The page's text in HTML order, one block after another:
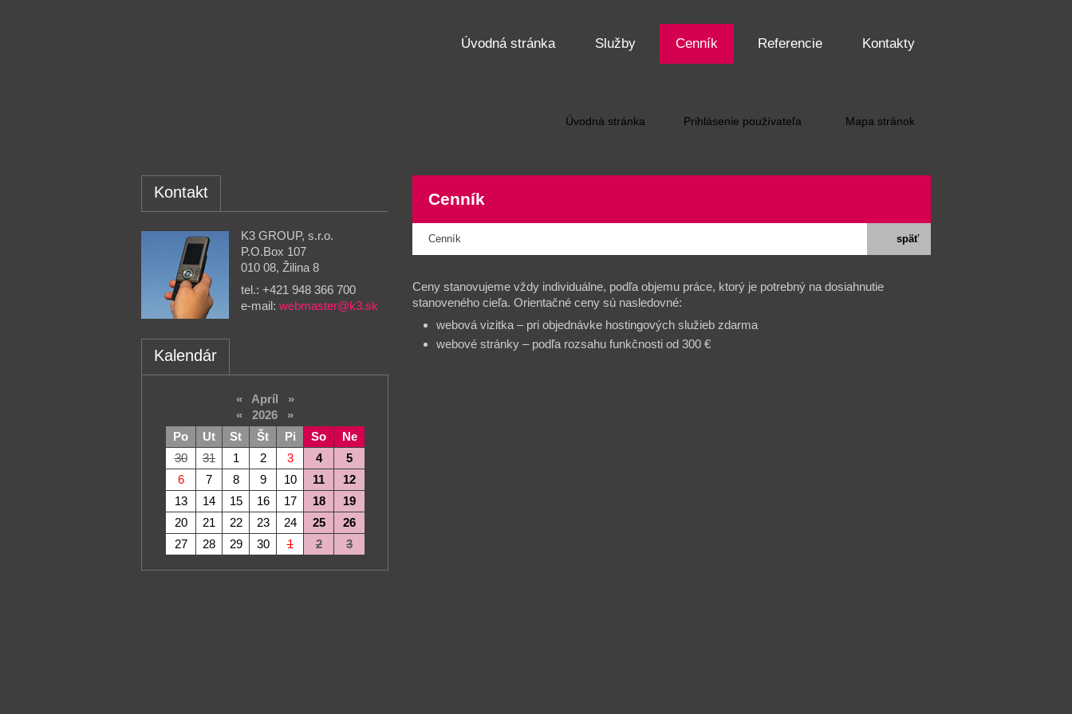
Mapa stránok
Prihlásenie používateľa
Úvodná stránka
Kontakty
Referencie
Cenník
Služby
Úvodná stránka
Kontakt
K3 GROUP, s.r.o.
P.O.Box 107
010 08, Žilina 8
tel.: +421 948 366 700
e-mail:webmaster@k3.sk
Kalendár
« Apríl
»
«
2026
»
Po
Ut St Št Pi So
Ne
30
31 1 2 3 4
5
6
7 8 9 10 11
12
13
14 15 16 17 18
19
20
21 22 23 24 25
26
27
28 29 30 1 2 3
Cenník
späť
Cenník
Ceny stanovujeme vždy individuálne, podľa objemu práce, ktorý je potrebný na dosiahnutie
stanoveného cieľa. Orientačné ceny sú nasledovné:
webová vizitka – pri objednávke hostingových služieb zdarma
webové stránky – podľa rozsahu funkčnosti od 300 €